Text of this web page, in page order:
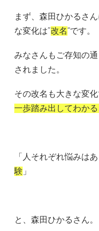
まず、森田ひかるさ
な変化は”改名“です。
みなさんもご存知の通
されました。
その改名も大きな変
一歩踏み出してわか
「人それぞれ悩みは
験 」
と、森田ひかるさん。